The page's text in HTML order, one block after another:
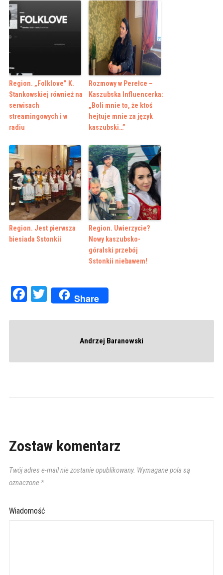
Region. „Folklove” K.
Stankowskiej również na
serwisach
streamingowych i w
radiu
Rozmowy w Perełce –
Kaszubska Influencerka:
„Boli mnie to, że ktoś
hejtuje mnie za język
kaszubski…”
Region. Jest pierwsza
biesiada Sstonkii
Region. Uwierzycie?
Nowy kaszubsko-
góralski przebój
Sstonkii niebawem!
Facebook
Twitter
Share
Andrzej Baranowski
Zostaw komentarz
Twój adres e-mail nie zostanie opublikowany. Wymagane pola są
oznaczone *
Wiadomość